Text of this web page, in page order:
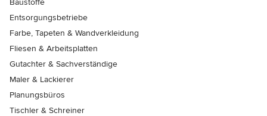
Entsorgungsbetriebe
Farbe, Tapeten & Wandverkleidung
Fliesen & Arbeitsplatten
Gutachter & Sachverständige
Maler & Lackierer
Planungsbüros
Tischler & Schreiner